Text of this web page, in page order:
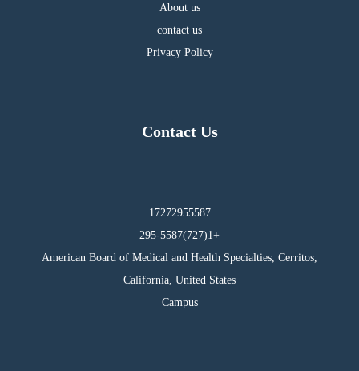
About us
contact us
Privacy Policy
Contact Us
17272955587
295-5587(727)1+
American Board of Medical and Health Specialties, Cerritos,
California, United States
Campus